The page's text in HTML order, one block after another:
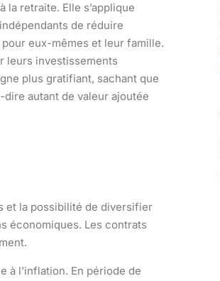
retraite. Elle s’applique
de réduire
eux-mêmes et leur famille.
leurs investissements
plus gratifiant, sachant que
autant de valeur ajoutée
et la possibilité de diversifier
économiques. Les contrats
à l’inflation. En période de